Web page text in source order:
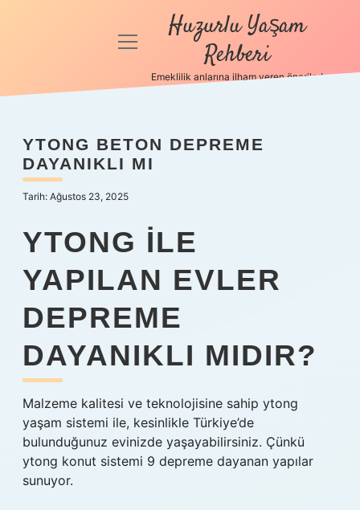
Anasayfa
Politikası
Yasal Uyarı
menüyü
Huzurlu Yaşam
Rehberi
Emeklilik anlarına ilham veren öneriler!
YTONG BETON DEPREME
DAYANIKLI MI
Tarih: Ağustos 23, 2025
YTONG ILE
YAPILAN EVLER
DEPREME
DAYANIKLI MIDIR?
Malzeme kalitesi ve teknolojisine sahip ytong
yaşam sistemi ile, kesinlikle Türkiye’de
bulunduğunuz evinizde yaşayabilirsiniz. Çünkü
ytong konut sistemi 9 depreme dayanan yapılar
sunuyor.